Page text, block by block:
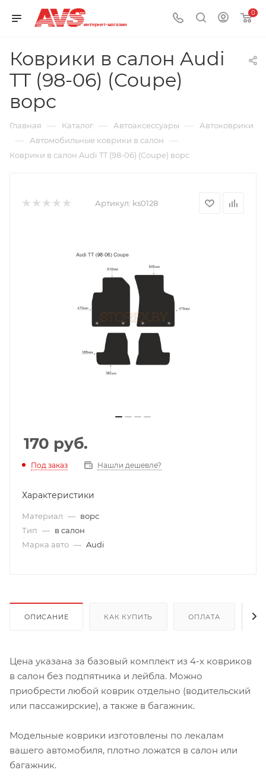
0
Коврики в салон Audi
TT (98-06) (Coupe)
ворс
Главная — Каталог — Автоаксессуары — Автоковрики
— Автомобильные коврики в салон —
Коврики в салон Audi TT (98-06) (Coupe) ворс
Артикул: ks0128
170 руб.
Под заказ Нашли дешевле?
Характеристики
Материал — ворс
Тип — в салон
Марка авто — Audi
ОПИСАНИЕ КАК КУПИТЬ ОПЛАТА
Цена указана за базовый комплект из 4-х ковриков
в салон без подпятника и лейбла. Можно
приобрести любой коврик отдельно (водительский
или пассажирские), а также в багажник.
Модельные коврики изготовлены по лекалам
вашего автомобиля, плотно ложатся в салон или
багажник.